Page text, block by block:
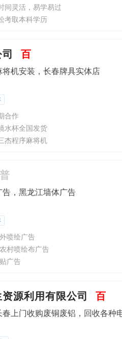
间灵活，易学易过
考取本科学历
百
机安装，长春牌具实体店
合作
水杯全国发货
杰程序麻将机
普
，黑龙江墙体广告
喷绘广告
村喷绘布广告
广告
源利用有限公司 百
上门收购废铜废铝，回收各种